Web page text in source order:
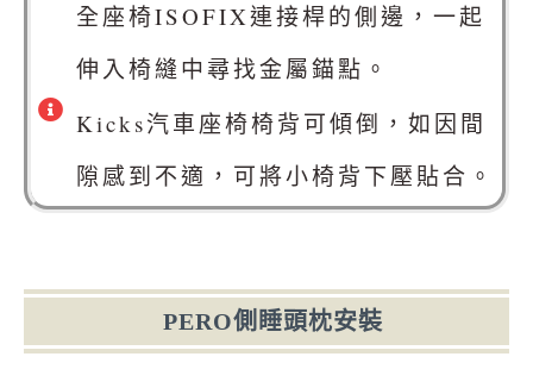
全座椅ISOFIX連接桿的側邊，一起
伸入椅縫中尋找金屬錨點。
Kicks汽車座椅椅背可傾倒，如因間
隙感到不適，可將小椅背下壓貼合。
PERO側睡頭枕安裝